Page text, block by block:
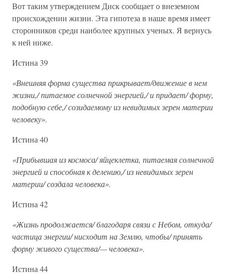
Вот таким утверждением Диск сообщает о внеземном
происхождении жизни. Эта гипотеза в наше время имеет
сторонников среди наиболее крупных ученых. Я вернусь
к ней ниже.
Истина 39
«Внешняя форма существа прикрывает/движение в нем
жизни,/ питаемое солнечной энергией,/ и придает/ форму,
подобную себе,/ созидаемому из невидимых зерен материи
человеку».
Истина 40
«Прибывшая из космоса/ яйцеклетка, питаемая солнечной
энергией и способная к делению,/ из невидимых зерен
материи/ создала человека».
Истина 42
«Жизнь продолжается/ благодаря связи с Небом, откуда/
частица энергии/ нисходит на Землю, чтобы/ принять
форму живого существа/— человека».
Истина 44